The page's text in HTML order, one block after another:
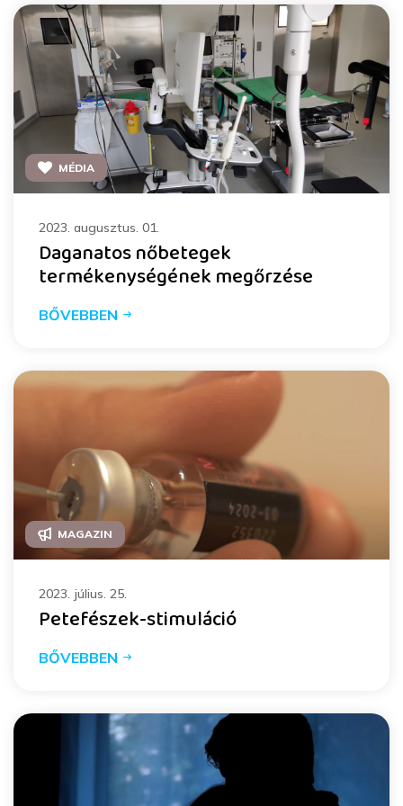
MÉDIA
2023. augusztus. 01.
Daganatos nőbetegek
termékenységének megőrzése
BŐVEBBEN
MAGAZIN
2023. július. 25.
Petefészek-stimuláció
BŐVEBBEN